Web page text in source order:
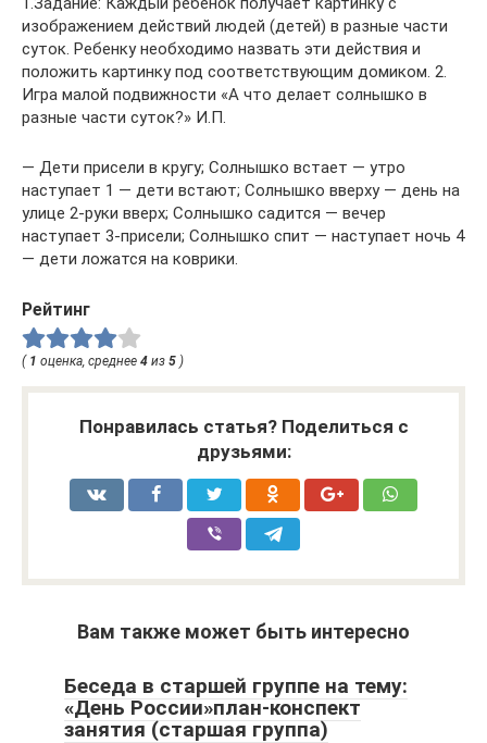
изображением действий людей (детей) в разные части
суток. Ребенку необходимо назвать эти действия и
положить картинку под соответствующим домиком. 2.
Игра малой подвижности «А что делает солнышко в
разные части суток?» И.П.
— Дети присели в кругу; Солнышко встает — утро
наступает 1 — дети встают; Солнышко вверху — день на
улице 2-руки вверх; Солнышко садится — вечер
наступает 3-присели; Солнышко спит — наступает ночь 4
— дети ложатся на коврики.
Рейтинг
( 1 оценка, среднее 4 из 5 )
Понравилась статья? Поделиться с
друзьями:
Вам также может быть интересно
Беседа в старшей группе на тему:
«День России»план-конспект
занятия (старшая группа)